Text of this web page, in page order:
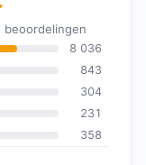
beoordelingen
8 036
843
304
231
358